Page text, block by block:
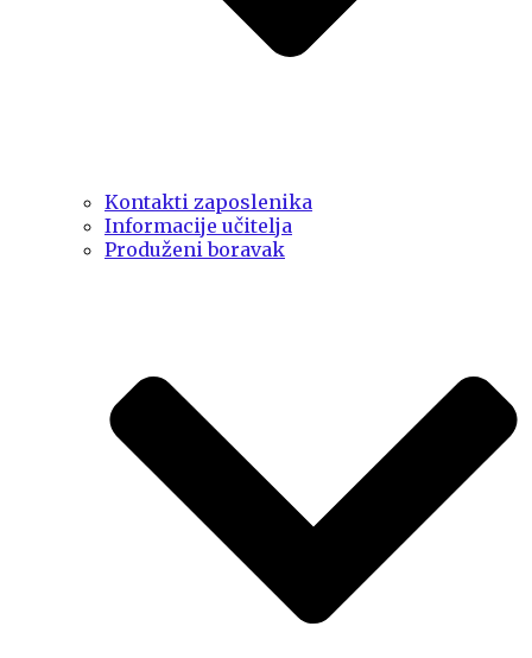
Kontakti zaposlenika
Informacije učitelja
Produženi boravak